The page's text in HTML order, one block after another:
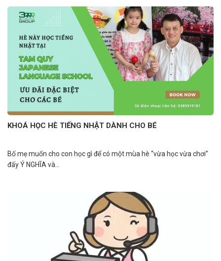
KHOÁ HỌC HÈ TIẾNG NHẬT DÀNH CHO BÉ
Bố mẹ muốn cho con học gì để có một mùa hè “vừa học vừa chơi”
đấy Ý NGHĨA và...